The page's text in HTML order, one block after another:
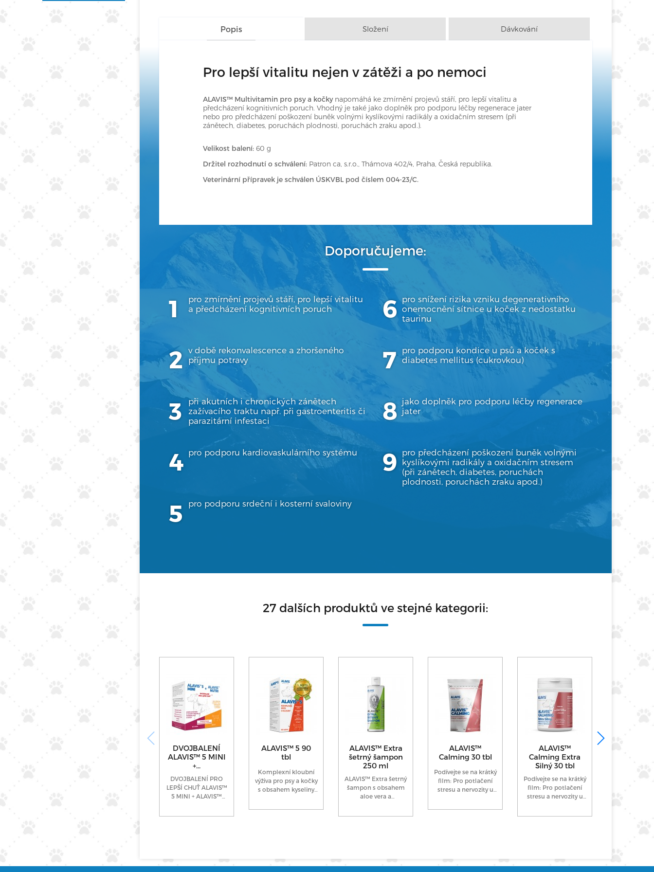
Popis Složení Dávkování
Pro lepší vitalitu nejen v zátěži a po nemoci
ALAVIS™ Multivitamin pro psy a kočkynapomáhá ke zmírnění projevů stáří, pro lepší vitalitu a
předcházení kognitivních poruch. Vhodný je také jako doplněk pro podporu léčby regenerace jater
nebo pro předcházení poškození buněk volnými kyslíkovými radikály a oxidačním stresem (při
zánětech, diabetes, poruchách plodnosti, poruchách zraku apod.).
Velikost balení: 60 g
Držitel rozhodnutí o schválení: Patron ca, s.r.o., Thámova 402/4, Praha, Česká republika.
Veterinární přípravek je schválen ÚSKVBL pod číslem 004-23/C.
Doporučujeme:
pro zmírnění projevů stáří, pro lepší vitalitu
a předcházení kognitivních poruch
v době rekonvalescence a zhoršeného
příjmu potravy
při akutních i chronických zánětech
zažívacího traktu např. při gastroenteritis či
parazitární infestaci
pro podporu kardiovaskulárního systému
pro podporu srdeční i kosterní svaloviny
pro snížení rizika vzniku degenerativního
onemocnění sítnice u koček z nedostatku
taurinu
pro podporu kondice u psů a koček s
diabetes mellitus (cukrovkou)
jako doplněk pro podporu léčby regenerace
jater
pro předcházení poškození buněk volnými
kyslíkovými radikály a oxidačním stresem
(při zánětech, diabetes, poruchách
plodnosti, poruchách zraku apod.)
27 dalších produktů ve stejné kategorii:
DVOJBALENÍ
ALAVIS™ 5 MINI
+...
DVOJBALENÍ PRO
LEPŠÍ CHUŤ ALAVIS™
5 MINI + ALAVIS™
ALAVIS™ 5 90
tbl
Komplexní kloubní
výživa pro psy a kočky
s obsahem kyseliny
ALAVIS™ Extra
šetrný šampon
250 ml
ALAVIS™ Extra šetrný
šampon s obsahem
aloe vera a
ALAVIS™
Calming 30 tbl
Podívejte se na krátký
film: Pro potlačení
stresu a nervozity u
ALAVIS™
Calming Extra
Silný 30 tbl
Podívejte se na krátký
film: Pro potlačení
stresu a nervozity u